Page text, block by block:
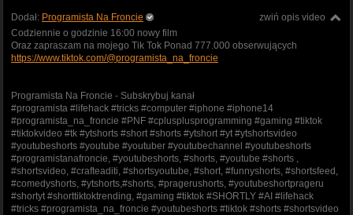
zwiń opis video
Dodał: Programista Na Froncie
Codziennie o godzinie 16:00 nowy film
Oraz zapraszam na mojego Tik Tok Ponad 777.000 obserwujących
https://www.tiktok.com/@programista_na_froncie
Programista Na Froncie - Subskrybuj kanał
#programista #lifehack #tricks #computer #iphone #iphone14
#programista_na_froncie #PNF #cplusplusprogramming #gaming #tiktok
#tiktokvideo #tk #ytshorts #short #shorts #ytshort #yt #ytshortsvideo
#youtubeshorts #youtube #youtuber #youtubechannel #youtubeshorts
#programistanafroncie, #youtubeshorts, #shorts, #youtube #shorts ,
#shortsvideo, #crafteaditi, #shortsyoutube, #short, #funnyshorts, #shortsfeed,
#comedyshorts, #ytshorts,#shorts, #pragerushorts, #youtubeshortprageru
#shortyt #shorttiktoktrending, #gaming #tiktok #SHORTLY #AI #lifehack
#tricks #programista_na_froncie #youtubeshorts #tiktok #shorts #shortsvideo